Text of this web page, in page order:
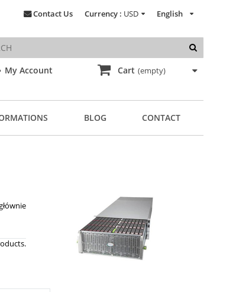
My Account
English
Currency : USD
Contact Us
Cart (empty)
BLOG CONTACT